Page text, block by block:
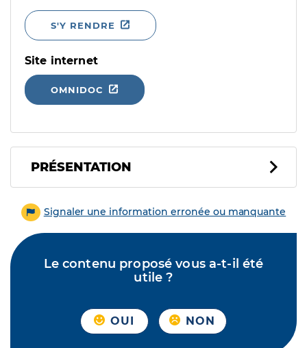
S'Y RENDRE
Site internet
OMNIDOC
PRÉSENTATION
Signaler une information erronée ou manquante
Le contenu proposé vous a-t-il été
utile ?
OUI NON